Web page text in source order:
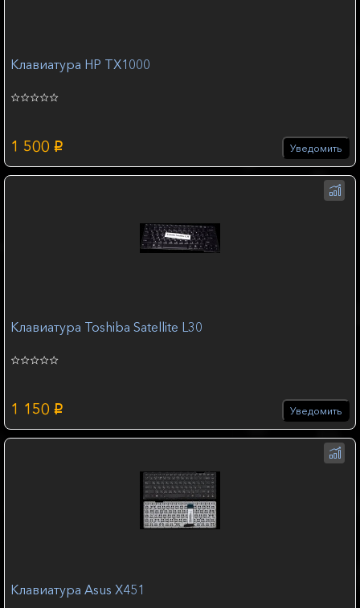
Клавиатура HP TX1000
1 500 p Уведомить
Клавиатура Toshiba Satellite L30
1 150 p Уведомить
Клавиатура Asus X451